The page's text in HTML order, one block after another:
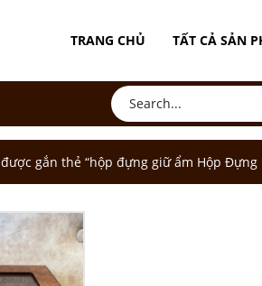
TRANG CHỦ TẤT CẢ SẢN
gắn thẻ “hộp đựng giữ ẩm Hộp Đựng